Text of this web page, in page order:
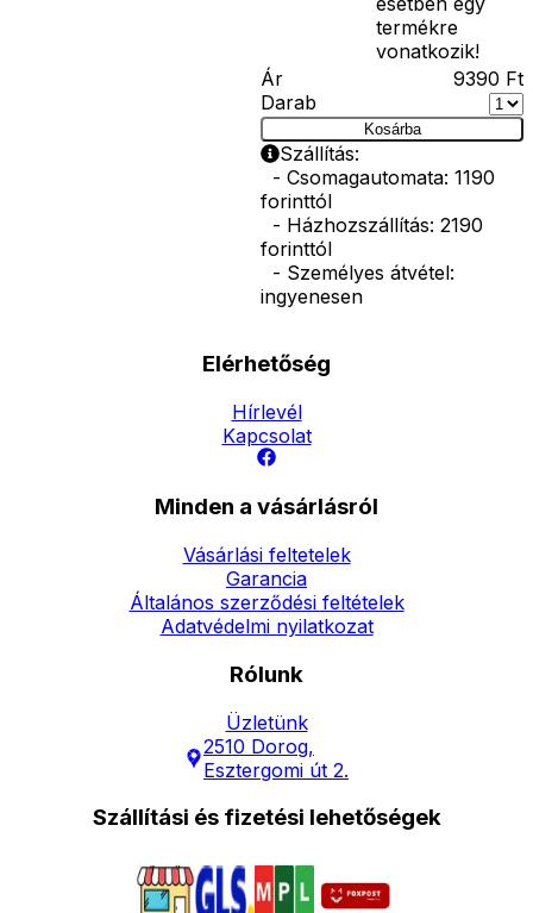
termékre
vonatkozik!
Ár
9390 Ft
Darab
Kosárba
Szállítás:
- Csomagautomata: 1190
forinttól
- Házhozszállítás: 2190
forinttól
- Személyes átvétel:
ingyenesen
Elérhetőség
Hírlevél
Kapcsolat
Minden a vásárlásról
Vásárlási feltetelek
Garancia
Általános szerződési feltételek
Adatvédelmi nyilatkozat
Rólunk
Üzletünk
2510 Dorog,
Esztergomi út 2.
Szállítási és fizetési lehetőségek